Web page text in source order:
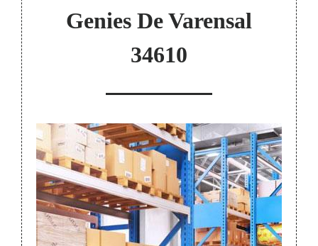
Genies De Varensal
34610